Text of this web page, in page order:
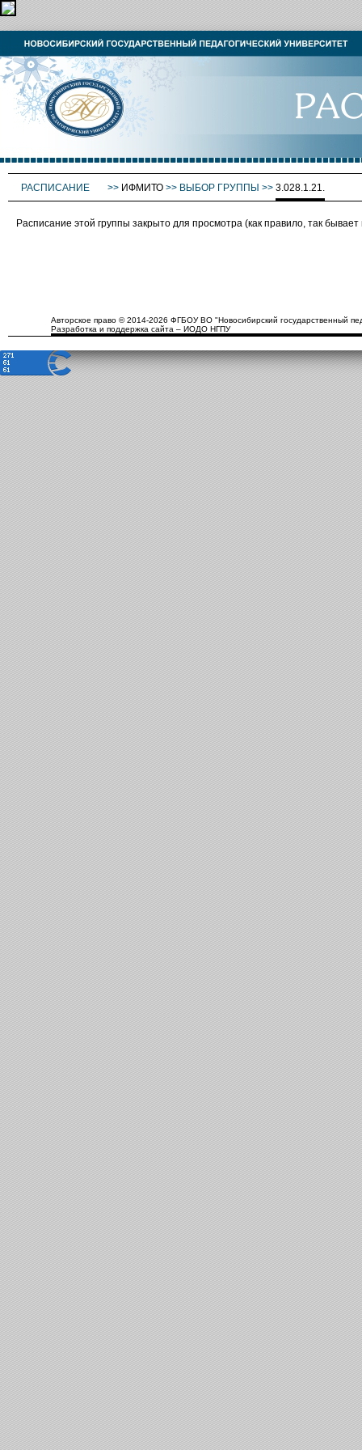
РАСПИСАНИЕ >> ИФМИТО >> ВЫБОР ГРУППЫ >> 3.028.1.21.
Расписание этой группы закрыто для просмотра (как правило, так
Авторское право © 2014-2026 ФГБОУ ВО "Новосибирский государственный
Разработка и поддержка сайта – ИОДО НГПУ